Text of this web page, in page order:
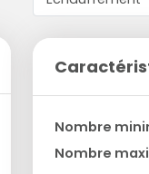
Nombre
Nombre